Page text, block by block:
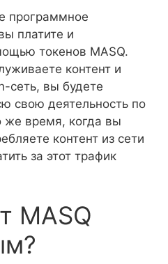
программное
платите и
токенов MASQ.
контент и
сеть, вы будете
свою деятельность по
же время, когда вы
контент из сети
за этот трафик
MASQ